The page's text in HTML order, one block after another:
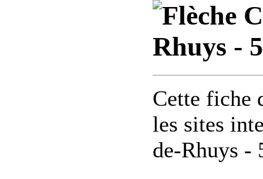
Rhuys -
Cette fiche
les sites
de-Rhuys -